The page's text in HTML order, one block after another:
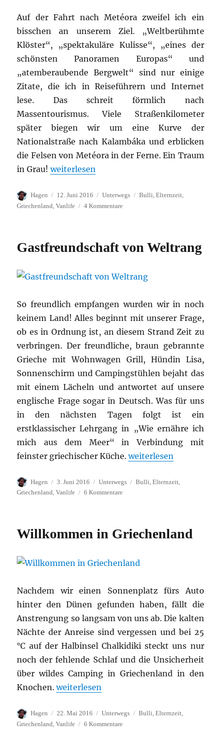
Auf der Fahrt nach Metéora zweifel ich ein
bisschen an unserem Ziel. „Weltberühmte
Klöster“, „spektakuläre Kulisse“, „eines der
schönsten Panoramen Europas“ und
„atemberaubende Bergwelt“ sind nur einige
Zitate, die ich in Reiseführern und Internet
lese. Das schreit förmlich nach
Massentourismus. Viele Straßenkilometer
später biegen wir um eine Kurve der
Nationalstraße nach Kalambáka und erblicken
die Felsen von Metéora in der Ferne. Ein Traum
in Grau!„Metéora-Klöster im Himmel“
weiterlesen
Autor
Hagen
Veröffentlicht
am
12. Juni 2016 Kategorien
Unterwegs Schlagwörter
Bulli,Elternzeit,
Griechenland ,Vanlife 4 Kommentarezu
Himmel
Gastfreundschaft von Weltrang
So freundlich empfangen wurden wir in noch
keinem Land! Alles beginnt mit unserer Frage,
ob es in Ordnung ist, an diesem Strand Zeit zu
verbringen. Der freundliche, braun gebrannte
Grieche mit Wohnwagen Grill, Hündin Lisa,
Sonnenschirm und Campingstühlen bejaht das
mit einem Lächeln und antwortet auf unsere
englische Frage sogar in Deutsch. Was für uns
in den nächsten Tagen folgt ist ein
erstklassischer Lehrgang in „Wie ernähre ich
mich aus dem Meer“ in Verbindung mit
feinster griechischer Küche.„Gastfreundschaft von
weiterlesen
Autor
Hagen
Veröffentlicht
am
3. Juni 2016 Kategorien
Unterwegs Schlagwörter
Bulli ,Elternzeit
Griechenland,Vanlife 6 Kommentarezu
Willkommen in Griechenland
Nachdem wir einen Sonnenplatz fürs Auto
hinter den Dünen gefunden haben, fällt die
Anstrengung so langsam von uns ab. Die kalten
Nächte der Anreise sind vergessen und bei 25
°C auf der Halbinsel Chalkidiki steckt uns nur
noch der fehlende Schlaf und die Unsicherheit
über wildes Camping in Griechenland in den
Knochen.„Willkommen in Griechenland“
weiterlesen
Autor
Hagen
Veröffentlicht
am
22. Mai 2016 Kategorien
Unterwegs Schlagwörter
Bulli,Elternzeit,
Griechenland ,Vanlife 6 Kommentarezu